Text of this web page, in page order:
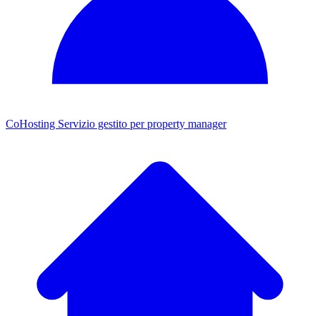
CoHosting Servizio gestito per property manager